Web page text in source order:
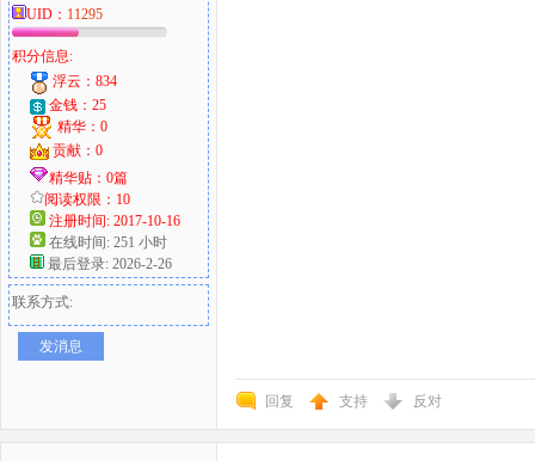
UID： 11295
积分信息:
浮云：834
金钱：25
精华：0
贡献：0
精华贴：0篇
阅读权限：10
注册时间: 2017-10-16
在线时间: 251 小时
最后登录: 2026-2-26
联系方式:
发消息
回复 支持 反对